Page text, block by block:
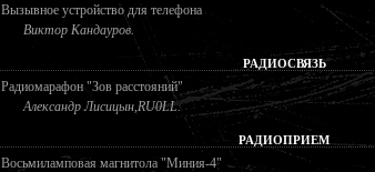
Вызывное устройство для телефона
Виктор Кандауров.
РАДИОСВЯЗЬ
Радиомарафон "Зов расстояний"
Александр Лисицын,RU0LL.
РАДИОПРИЕМ
Восьмиламповая магнитола "Миния-4"